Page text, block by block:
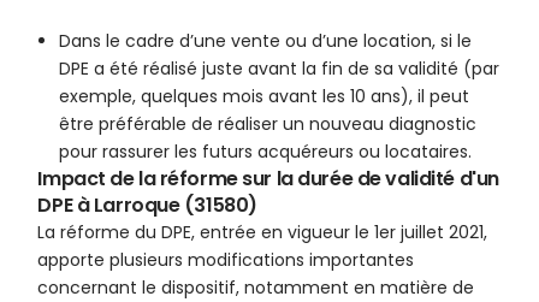
Dans le cadre d’une vente ou d’une location, si le
DPE a été réalisé juste avant la fin de sa validité (par
exemple, quelques mois avant les 10 ans), il peut
être préférable de réaliser un nouveau diagnostic
pour rassurer les futurs acquéreurs ou locataires.
Impact de la réforme sur la durée de validité d'un
DPE à Larroque (31580)
La réforme du DPE, entrée en vigueur le 1er juillet 2021,
apporte plusieurs modifications importantes
concernant le dispositif, notamment en matière de